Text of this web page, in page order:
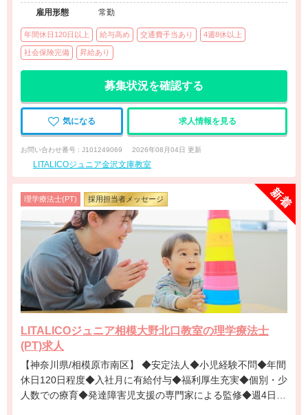
雇用形態
常勤
年間休日120日以上 給与高め 交通費手当あり 4週8休以上
社会保険完備 昇給あり
募集状況を確認する
気になる 求人情報を見る
お問い合わせ番号 : J101249069 2026年08月04日 更新
LITALICOジュニア金沢文庫教室
理学療法士(PT) 採用担当者メッセージ
LITALICOジュニア相模大野北口教室の理学療法士
(PT)求人
【神奈川県/相模原市南区】 ◆安定法人◆小児経験不問◆年間
休日120日程度◆入社月に有給付与◆福利厚生充実◆個別・少
人数での療育◆発達障害児支援の専門家による監修◆週4日勤